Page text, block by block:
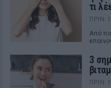
τι
ΠΡΙΝ
Από
3
ΠΡΙΝ